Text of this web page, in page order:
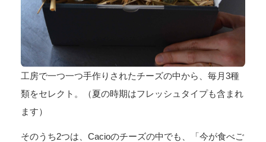
工房で一つ一つ手作りされたチーズの中から、毎月3種
類をセレクト。（夏の時期はフレッシュタイプも含まれ
ます）
そのうち2つは、Cacioのチーズの中でも、「今が食べご